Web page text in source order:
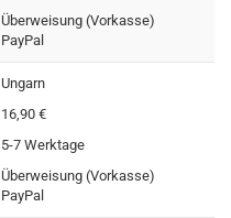
Überweisung (Vorkasse)
PayPal
Ungarn
16,90 €
5-7 Werktage
Überweisung (Vorkasse)
PayPal